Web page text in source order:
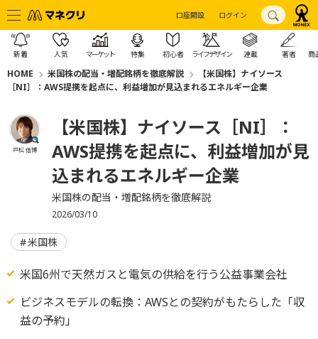
口座開設 ログイン
新着 人気 マーケット 特集 初心者 ライフデザイン 連載 著者 商
HOME 米国株の配当・増配銘柄を徹底解説
【米国株】ナイソース
［NI］：AWS提携を起点に、利益増加が見込まれるエネルギー企業
戸松 信博
【米国株】ナイソース［NI］：
AWS提携を起点に、利益増加が見
込まれるエネルギー企業
米国株の配当・増配銘柄を徹底解説
2026/03/10
米国株
米国6州で天然ガスと電気の供給を行う公益事業会社
ビジネスモデルの転換：AWSとの契約がもたらした「収
益の予約」